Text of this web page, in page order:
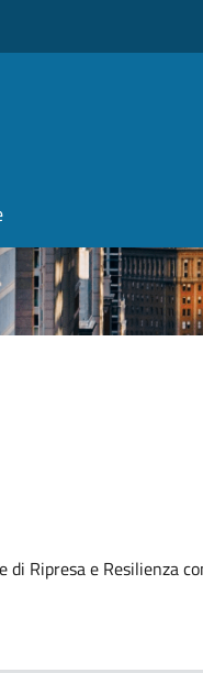
Ripresa e Resilienza